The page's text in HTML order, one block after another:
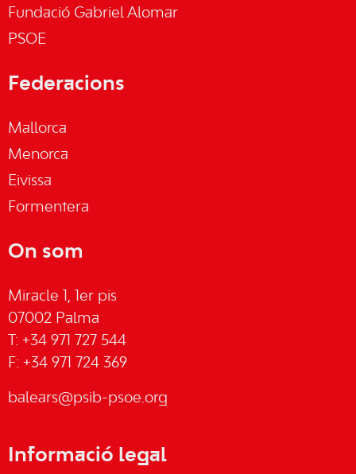
Fundació Gabriel Alomar
PSOE
Federacions
Mallorca
Menorca
Eivissa
Formentera
On som
Miracle 1, 1er pis
07002 Palma
T: +34 971 727 544
F: +34 971 724 369
balears@psib-psoe.org
Informació legal